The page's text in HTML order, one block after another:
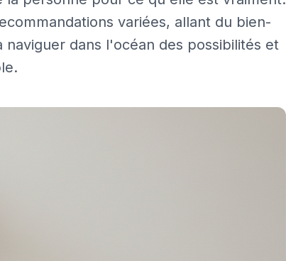
variées, allant du bien-
dans l'océan des possibilités et